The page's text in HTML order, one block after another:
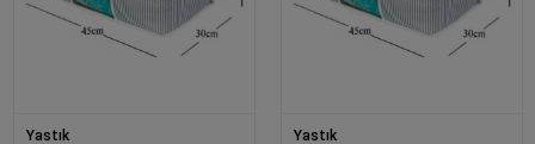
Yastık Yastık